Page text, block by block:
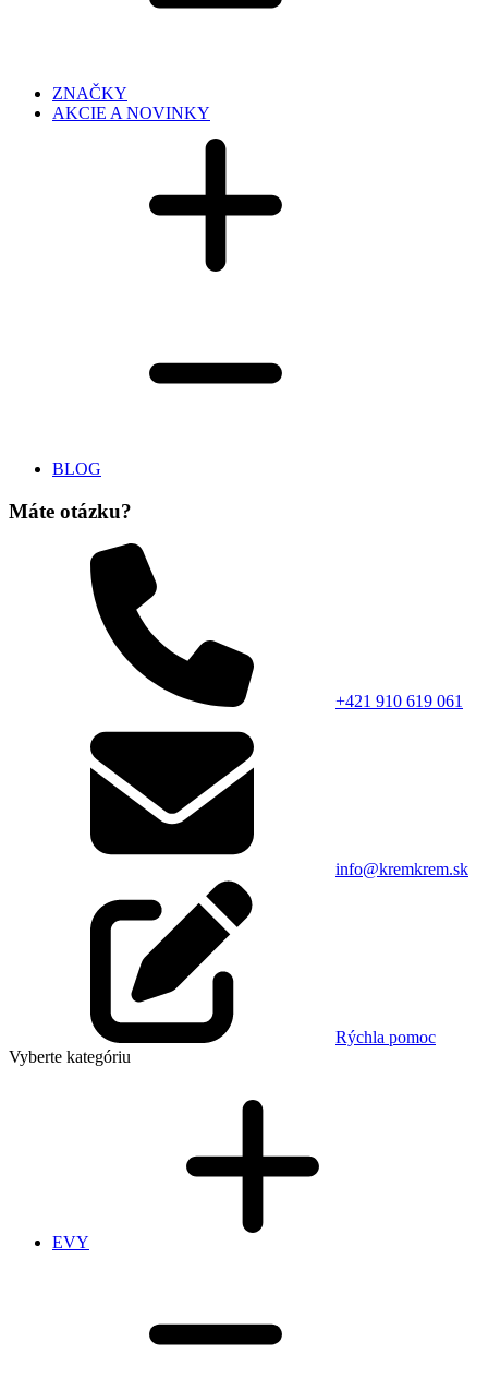
ZNAČKY
AKCIE A NOVINKY
BLOG
Máte otázku?
+421 910 619 061
info@kremkrem.sk
Rýchla pomoc
Vyberte kategóriu
EVY